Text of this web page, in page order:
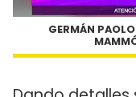
GERMÁN